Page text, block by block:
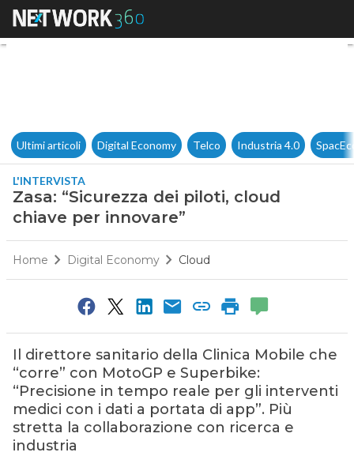
Zasa: “Sicurezza dei piloti,
Ultimi articoli Digital Economy Telco Industria 4.0
L'INTERVISTA
Zasa: “Sicurezza dei piloti, cloud
chiave per innovare”
Home Digital Economy Cloud
Il direttore sanitario della Clinica Mobile che
“corre” con MotoGP e Superbike:
“Precisione in tempo reale per gli interventi
medici con i dati a portata di app”. Più
stretta la collaborazione con ricerca e
industria